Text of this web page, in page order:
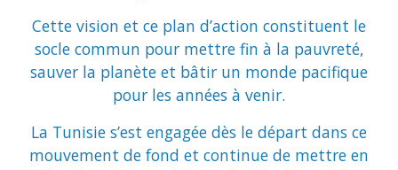
Cette vision et ce plan d’action constituent le
socle commun pour mettre fin à la pauvreté,
sauver la planète et bâtir un monde pacifique
pour les années à venir.
La Tunisie s’est engagée dès le départ dans ce
mouvement de fond et continue de mettre en